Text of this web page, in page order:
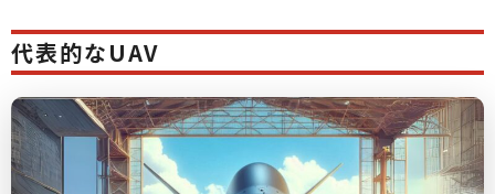
代表的なUAV